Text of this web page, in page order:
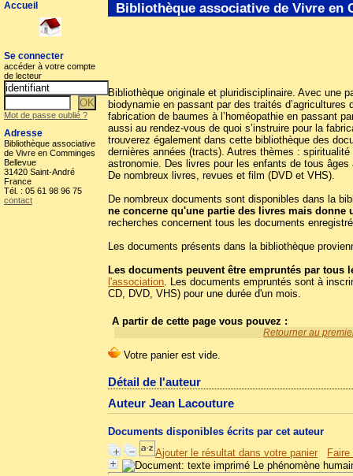
Bibliothèque originale et pluridisciplinaire. Avec une
biodynamie en passant par des traités
fabrication de baumes à l’homéopathie en passant
aussi au rendez-vous de quoi s’instruire pour la
trouverez également dans cette bibliothèque des
dernières années (tracts). Autres thèmes :
astronomie. Des livres pour les enfants de tous
De nombreux livres, revues et film (DVD et VHS).
De nombreux documents sont disponibles dans la
ne concerne qu'une partie des livres mais donne
recherches concernent tous les documents
Les documents présents dans la bibliothèque
Les documents peuvent être empruntés par
l'association. Les documents empruntés sont à
CD, DVD, VHS) pour une durée d'un mois.
A partir de cette page vous pouvez :
Retourner au
Détail de l'auteur
Auteur Jean Lacouture
Documents disponibles écrits par cet auteur
Ajouter le résultat dans votre panier
Le phénomène
Bibliothèque associative de Vivre en
Accueil
Se connecter
accéder à votre compte
de lecteur
Mot de passe oublié ?
Adresse
Bibliothèque associative
de Vivre en Comminges
Bellevue
31420 Saint-André
France
Tél. : 05 61 98 96 75
contact